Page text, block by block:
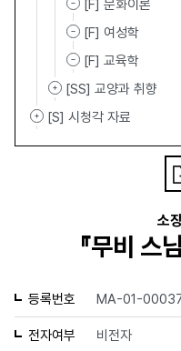
[F] 문화이론
[F] 여성학
[F] 교육학
[SS] 교양과 취향
[S] 시청각 자료
소
『무비 스
등록번호 MA-01-
전자여부 비전자